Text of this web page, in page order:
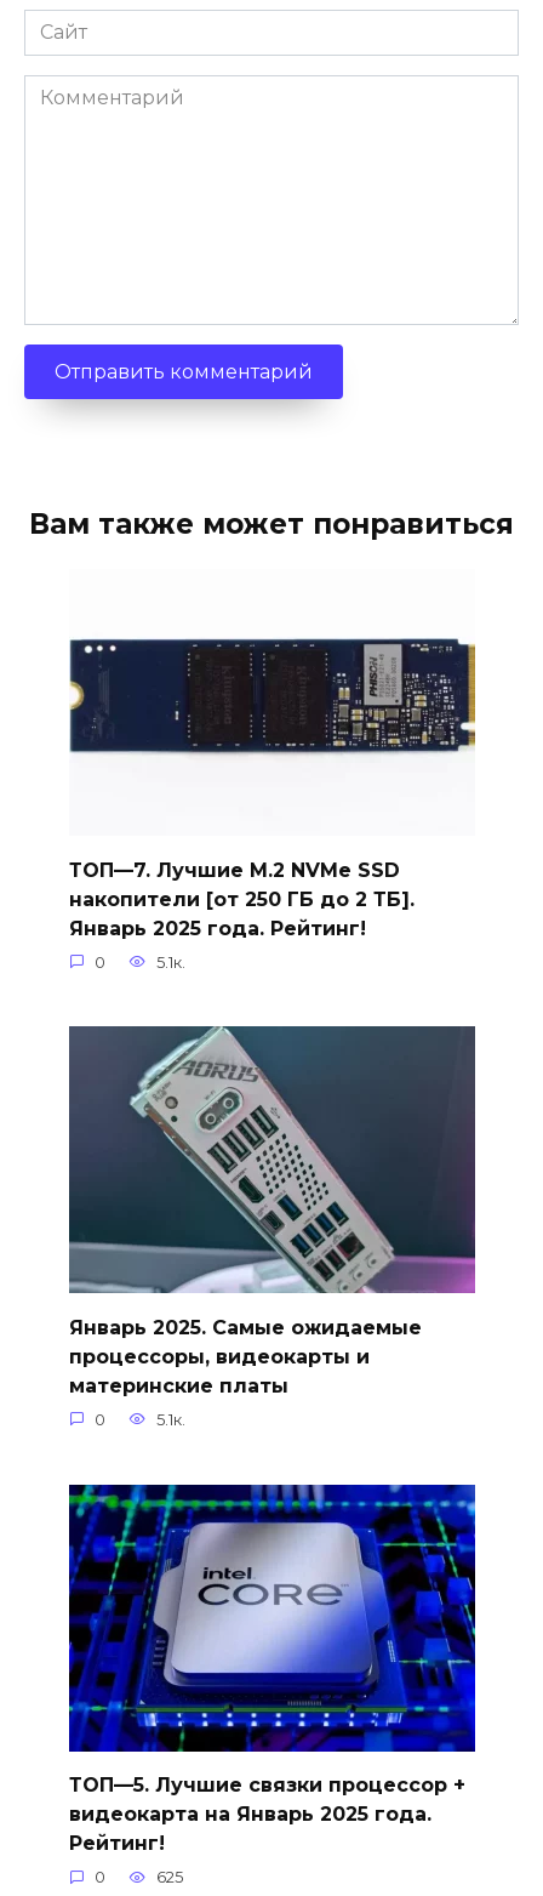
Сайт
Комментарий
Вам также может понравиться
ТОП—7. Лучшие M.2 NVMe SSD
накопители [от 250 ГБ до 2 ТБ].
Январь 2025 года. Рейтинг!
0 5.1к.
Январь 2025. Самые ожидаемые
процессоры, видеокарты и
материнские платы
0 5.1к.
ТОП—5. Лучшие связки процессор +
видеокарта на Январь 2025 года.
Рейтинг!
0 625